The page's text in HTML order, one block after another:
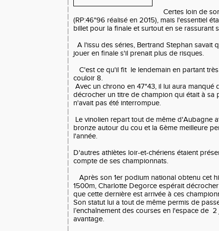
Certes loin de
(RP:46"96 réalisé en 2015), mais l'essentiel
billet pour la finale et surtout en se rassurant
A l'issu des séries, Bertrand Stephan savait
jouer en finale s'il prenait plus de risques.
C'est ce qu'il fit le lendemain en partant
couloir 8.
Avec un chrono en 47"43, il lui aura manqué
décrocher un titre de champion qui était à sa
n'avait pas été interrompue.
Le vinolien repart tout de même d'Aubagne
bronze autour du cou et la 6ème meilleure
l'année.
D'autres athlètes loir-et-chériens étaient
compte de ses championnats.
Après son 1er podium national obtenu cet
1500m, Charlotte Degorce espérait
que cette dernière est arrivée à ces
Son statut lui a tout de même permis de
l’enchaînement des courses en l'espace de
avantage.